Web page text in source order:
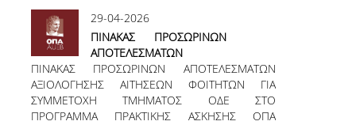
ΕΠΙΚΟΙΝΩΝΙΑ
έχει τροποποιηθεί και
ισχύει
29-04-2026
ΠΙΝΑΚΑΣ ΠΡΟΣΩΡΙΝΩΝ
ΑΠΟΤΕΛΕΣΜΑΤΩΝ
ΑΞΙΟΛΟΓΗΣΗΣ ΑΙΤΗΣΕΩΝ
ΦΟΙΤΗΤΩΝ ΓΙΑ
ΣΥΜΜΕΤΟΧΗ ΤΜΗΜΑΤΟΣ
ΟΔΕ ΣΤΟ ΠΡΟΓΡΑΜΜΑ
ΠΙΝΑΚΑΣ ΠΡΟΣΩΡΙΝΩΝ ΑΠΟΤΕΛΕΣΜΑΤΩΝ
ΑΞΙΟΛΟΓΗΣΗΣ ΑΙΤΗΣΕΩΝ ΦΟΙΤΗΤΩΝ ΓΙΑ
ΣΥΜΜΕΤΟΧΗ ΤΜΗΜΑΤΟΣ ΟΔΕ ΣΤΟ
ΠΡΟΓΡΑΜΜΑ ΠΡΑΚΤΙΚΗΣ ΑΣΚΗΣΗΣ ΟΠΑ